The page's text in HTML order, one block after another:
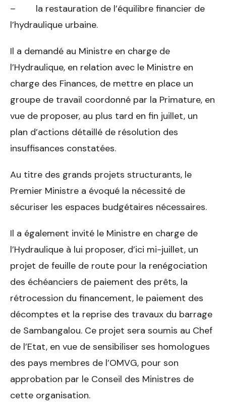
– la restauration de l’équilibre financier de
l’hydraulique urbaine.
Il a demandé au Ministre en charge de
l’Hydraulique, en relation avec le Ministre en
charge des Finances, de mettre en place un
groupe de travail coordonné par la Primature, en
vue de proposer, au plus tard en fin juillet, un
plan d’actions détaillé de résolution des
insuffisances constatées.
Au titre des grands projets structurants, le
Premier Ministre a évoqué la nécessité de
sécuriser les espaces budgétaires nécessaires.
Il a également invité le Ministre en charge de
l’Hydraulique à lui proposer, d’ici mi-juillet, un
projet de feuille de route pour la renégociation
des échéanciers de paiement des prêts, la
rétrocession du financement, le paiement des
décomptes et la reprise des travaux du barrage
de Sambangalou. Ce projet sera soumis au Chef
de l’Etat, en vue de sensibiliser ses homologues
des pays membres de l’OMVG, pour son
approbation par le Conseil des Ministres de
cette organisation.